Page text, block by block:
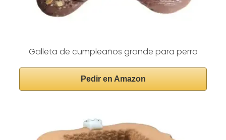
Galleta de cumpleaños grande para perro
Pedir en Amazon